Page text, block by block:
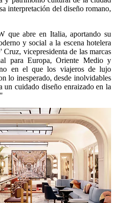
interpretación del diseño romano,
que abre en Italia, aportando su
y social a la escena hotelera
vicepresidenta de las marcas
para Europa, Oriente Medio y
en el que los viajeros de lujo
lo inesperado, desde inolvidables
un cuidado diseño enraizado en la